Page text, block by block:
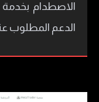
الاصطدام
الدعم المطلوب